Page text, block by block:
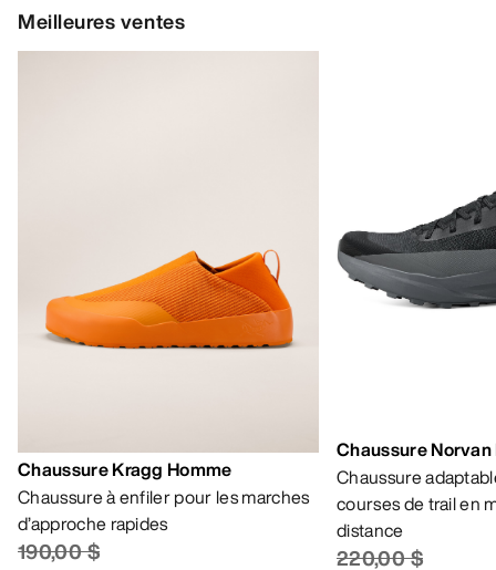
Meilleures ventes
Chaussure Kragg Homme
Chaussure à enfiler pour les marches
d’approche rapides
190,00 $
Chaussure
Chaussure
courses de trail en
distance
220,00 $